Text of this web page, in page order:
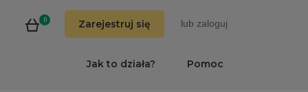
0 Zarejestruj się lub zaloguj
Pomoc
Jak to działa?